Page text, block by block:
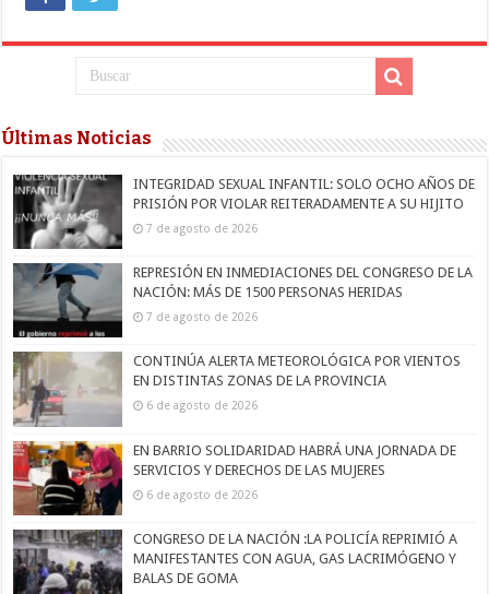
Últimas Noticias
INTEGRIDAD SEXUAL INFANTIL: SOLO OCHO AÑOS DE
PRISIÓN POR VIOLAR REITERADAMENTE A SU HIJITO
7 de agosto de 2026
REPRESIÓN EN INMEDIACIONES DEL CONGRESO DE LA
NACIÓN: MÁS DE 1500 PERSONAS HERIDAS
7 de agosto de 2026
CONTINÚA ALERTA METEOROLÓGICA POR VIENTOS
EN DISTINTAS ZONAS DE LA PROVINCIA
6 de agosto de 2026
EN BARRIO SOLIDARIDAD HABRÁ UNA JORNADA DE
SERVICIOS Y DERECHOS DE LAS MUJERES
6 de agosto de 2026
CONGRESO DE LA NACIÓN :LA POLICÍA REPRIMIÓ A
MANIFESTANTES CON AGUA, GAS LACRIMÓGENO Y
BALAS DE GOMA